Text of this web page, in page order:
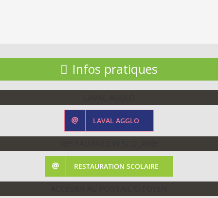
Infos pratiques
LAVAL AGGLO
RESTAURATION SCOLAIRE